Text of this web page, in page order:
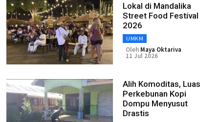
Lokal di Mandalika
Street Food Festival
2026
UMKM
Oleh Maya Oktariva
11 Jul 2026
Alih Komoditas, Luas
Perkebunan Kopi
Dompu Menyusut
Drastis